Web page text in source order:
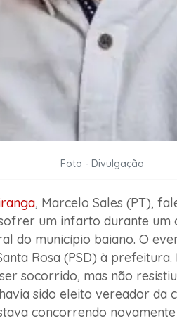
Foto - Divulgação
, Marcelo Sales (PT),
um infarto durante um
do município baiano. O
Rosa (PSD) à
socorrido, mas não
sido eleito vereador da
concorrendo